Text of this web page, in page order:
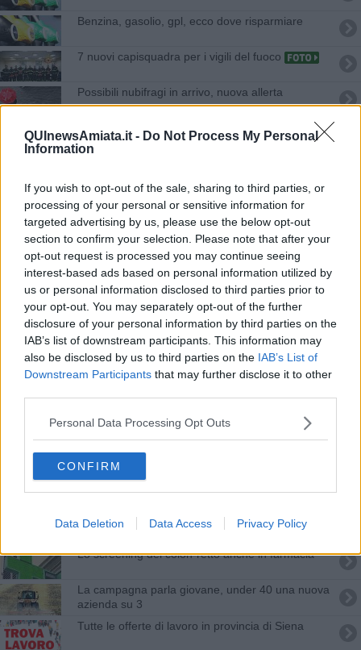
QUInewsAmiata.it - Do Not Process My Personal
Information
If you wish to opt-out of the sale, sharing to third parties, or
processing of your personal or sensitive information for
targeted advertising by us, please use the below opt-out
section to confirm your selection. Please note that after your
opt-out request is processed you may continue seeing
interest-based ads based on personal information utilized by
us or personal information disclosed to third parties prior to
your opt-out. You may separately opt-out of the further
disclosure of your personal information by third parties on the
IAB’s list of downstream participants. This information may
also be disclosed by us to third parties on the IAB’s List of
Downstream Participants that may further disclose it to other
Personal Data Processing Opt Outs
CONFIRM
Data Deletion Data Access Privacy Policy
​Benzina, gasolio, gpl, ecco dove risparmiare
7 nuovi capisquadra per i vigili del fuoco
Possibili nubifragi in arrivo, nuova allerta
​Tutte le offerte di lavoro in provincia di Siena
​Benzina, gasolio, gpl, ecco dove risparmiare
​Benzina, gasolio, gpl, ecco dove risparmiare
​Tutte le offerte di lavoro in provincia di Siena
​Benzina, gasolio, gpl, ecco dove risparmiare
​Benzina, gasolio, gpl, ecco dove risparmiare
​Benzina, gasolio, gpl, ecco dove risparmiare
Giugno all'Elba, occasione unica per una vacanza
Lo screening del colon-retto anche in farmacia
La campagna parla giovane, under 40 una nuova
azienda su 3
​Tutte le offerte di lavoro in provincia di Siena